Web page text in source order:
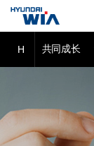
H 共同成长